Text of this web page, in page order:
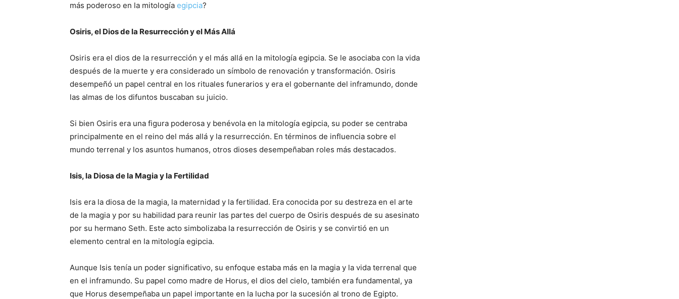
más poderoso en la mitología egipcia?
Osiris, el Dios de la Resurrección y el Más Allá
Osiris era el dios de la resurrección y el más allá en la mitología egipcia. Se le asociaba con la vida
después de la muerte y era considerado un símbolo de renovación y transformación. Osiris
desempeñó un papel central en los rituales funerarios y era el gobernante del inframundo, donde
las almas de los difuntos buscaban su juicio.
Si bien Osiris era una figura poderosa y benévola en la mitología egipcia, su poder se centraba
principalmente en el reino del más allá y la resurrección. En términos de influencia sobre el
mundo terrenal y los asuntos humanos, otros dioses desempeñaban roles más destacados.
Isis, la Diosa de la Magia y la Fertilidad
Isis era la diosa de la magia, la maternidad y la fertilidad. Era conocida por su destreza en el arte
de la magia y por su habilidad para reunir las partes del cuerpo de Osiris después de su asesinato
por su hermano Seth. Este acto simbolizaba la resurrección de Osiris y se convirtió en un
elemento central en la mitología egipcia.
Aunque Isis tenía un poder significativo, su enfoque estaba más en la magia y la vida terrenal que
en el inframundo. Su papel como madre de Horus, el dios del cielo, también era fundamental, ya
que Horus desempeñaba un papel importante en la lucha por la sucesión al trono de Egipto.